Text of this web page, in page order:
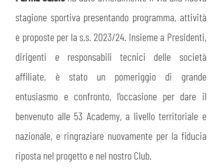
stagione sportiva presentando programma, attività
e proposte per la s.s. 2023/24. Insieme a Presidenti,
dirigenti e responsabili tecnici delle società
affiliate, è stato un pomeriggio di grande
entusiasmo e confronto, l’occasione per dare il
benvenuto alle 53 Academy, a livello territoriale e
nazionale, e ringraziare nuovamente per la fiducia
riposta nel progetto e nel nostro Club.